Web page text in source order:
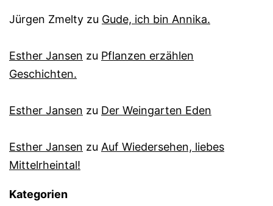
Jürgen Zmelty zu Gude, ich bin Annika.
Esther Jansen zu Pflanzen erzählen
Geschichten.
Esther Jansen zu Der Weingarten Eden
Esther Jansen zu Auf Wiedersehen, liebes
Mittelrheintal!
Kategorien